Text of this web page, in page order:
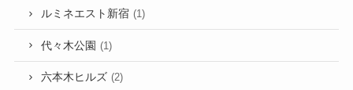
ルミネエスト新宿 (1)
代々木公園 (1)
六本木ヒルズ (2)